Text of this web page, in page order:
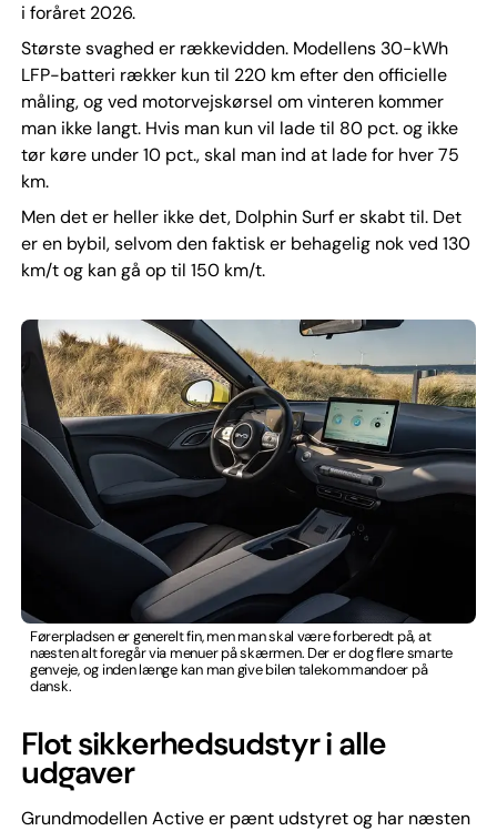
i foråret 2026.
Største svaghed er rækkevidden. Modellens 30-kWh
LFP-batteri rækker kun til 220 km efter den officielle
måling, og ved motorvejskørsel om vinteren kommer
man ikke langt. Hvis man kun vil lade til 80 pct. og ikke
tør køre under 10 pct., skal man ind at lade for hver 75
km.
Men det er heller ikke det, Dolphin Surf er skabt til. Det
er en bybil, selvom den faktisk er behagelig nok ved 130
km/t og kan gå op til 150 km/t.
Førerpladsen er generelt fin, men man skal være forberedt på, at
næsten alt foregår via menuer på skærmen. Der er dog flere smarte
genveje, og inden længe kan man give bilen talekommandoer på
dansk.
Flot sikkerhedsudstyr i alle
udgaver
Grundmodellen Active er pænt udstyret og har næsten